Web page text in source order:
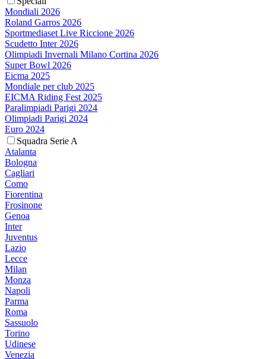
Mondiali 2026
Roland Garros 2026
Sportmediaset Live Riccione 2026
Scudetto Inter 2026
Olimpiadi Invernali Milano Cortina 2026
Super Bowl 2026
Eicma 2025
Mondiale per club 2025
EICMA Riding Fest 2025
Paralimpiadi Parigi 2024
Olimpiadi Parigi 2024
Euro 2024
Squadra Serie A
Atalanta
Bologna
Cagliari
Como
Fiorentina
Frosinone
Genoa
Inter
Juventus
Lazio
Lecce
Milan
Monza
Napoli
Parma
Roma
Sassuolo
Torino
Udinese
Venezia